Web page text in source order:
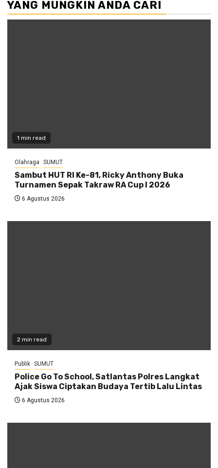
YANG MUNGKIN ANDA CARI
1 min read
Olahraga SUMUT
Sambut HUT RI Ke-81, Ricky Anthony Buka
Turnamen Sepak Takraw RA Cup I 2026
6 Agustus 2026
2 min read
Publik SUMUT
Police Go To School, Satlantas Polres Langkat
Ajak Siswa Ciptakan Budaya Tertib Lalu Lintas
6 Agustus 2026